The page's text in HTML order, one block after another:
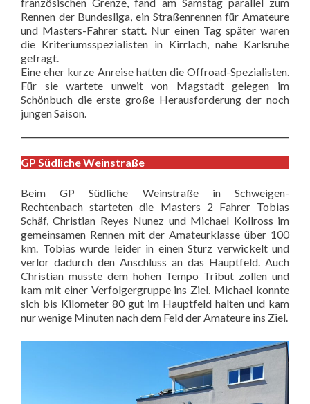
Rennen der Bundesliga, ein Straßenrennen für Amateure
und Masters-Fahrer statt. Nur einen Tag später waren
die Kriteriumsspezialisten in Kirrlach, nahe Karlsruhe
gefragt.
Eine eher kurze Anreise hatten die Offroad-Spezialisten.
Für sie wartete unweit von Magstadt gelegen im
Schönbuch die erste große Herausforderung der noch
jungen Saison.
GP Südliche Weinstraße
Beim GP Südliche Weinstraße in Schweigen-
Rechtenbach starteten die Masters 2 Fahrer Tobias
Schäf, Christian Reyes Nunez und Michael Kollross im
gemeinsamen Rennen mit der Amateurklasse über 100
km. Tobias wurde leider in einen Sturz verwickelt und
verlor dadurch den Anschluss an das Hauptfeld. Auch
Christian musste dem hohen Tempo Tribut zollen und
kam mit einer Verfolgergruppe ins Ziel. Michael konnte
sich bis Kilometer 80 gut im Hauptfeld halten und kam
nur wenige Minuten nach dem Feld der Amateure ins Ziel.